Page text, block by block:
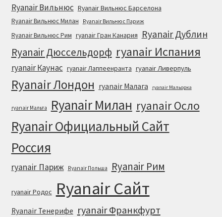
Ryanair Вильнюс Ryanair Вильнюс Барселона
Ryanair Вильнюс Милан Ryanair Вильнюс Париж
Ryanair Вильнюс Рим ryanair Гран Канария Ryanair Дублин
Ryanair Дюссельдорф ryanair Испания
ryanair Каунас ryanair Лаппеенранта ryanair Ливерпуль
Ryanair Лондон ryanair Малага ryanair Мальорка
ryanair Мальта Ryanair Милан ryanair Осло
Ryanair Официальный Cайт
Россия
ryanair Париж Ryanair Польша Ryanair Рим
ryanair Родос Ryanair Сайт
Ryanair Тенерифе ryanair Франкфурт